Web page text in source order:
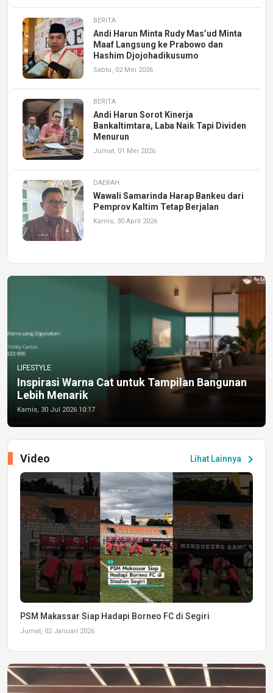
BERITA
Andi Harun Minta Rudy Mas’ud Minta
Maaf Langsung ke Prabowo dan
Hashim Djojohadikusumo
Sabtu, 02 Mei 2026
BERITA
Andi Harun Sorot Kinerja
Bankaltimtara, Laba Naik Tapi Dividen
Menurun
Jumat, 01 Mei 2026
DAERAH
Wawali Samarinda Harap Bankeu dari
Pemprov Kaltim Tetap Berjalan
Kamis, 30 April 2026
LIFESTYLE
Inspirasi Warna Cat untuk Tampilan Bangunan
Lebih Menarik
Kamis, 30 Jul 2026 10:17
Lihat Lainnya chevron_right
Video
PSM Makassar Siap Hadapi Borneo FC di Segiri
Jumat, 02 Januari 2026